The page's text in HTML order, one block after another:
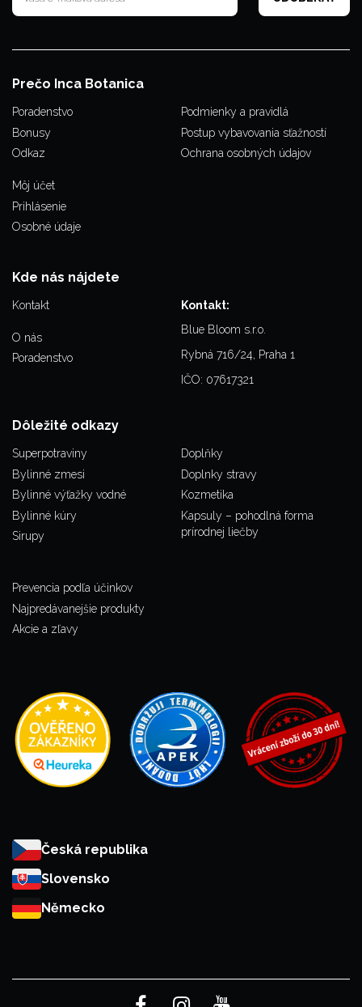
Prečo Inca Botanica
Poradenstvo
Bonusy
Odkaz
Podmienky a pravidlá
Postup vybavovania sťažností
Ochrana osobných údajov
Môj účet
Prihlásenie
Osobné údaje
Kde nás nájdete
Kontakt
O nás
Poradenstvo
Kontakt:
Blue Bloom s.r.o.
Rybná 716/24, Praha 1
IČO: 07617321
Dôležité odkazy
Superpotraviny
Bylinné zmesi
Bylinné výťažky vodné
Bylinné kúry
Sirupy
Doplňky
Doplnky stravy
Kozmetika
Kapsuly – pohodlná forma
prírodnej liečby
Prevencia podľa účinkov
Najpredávanejšie produkty
Akcie a zľavy
Česká republika
Slovensko
Německo